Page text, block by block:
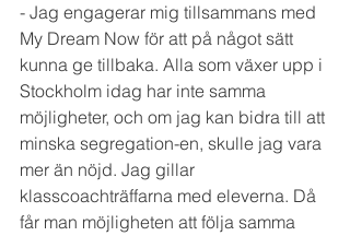
- Jag engagerar mig tillsammans med
My Dream Now för att på något sätt
kunna ge tillbaka. Alla som växer upp i
Stockholm idag har inte samma
möjligheter, och om jag kan bidra till att
minska segregation-en, skulle jag vara
mer än nöjd. Jag gillar
klasscoachträffarna med eleverna. Då
får man möjligheten att följa samma